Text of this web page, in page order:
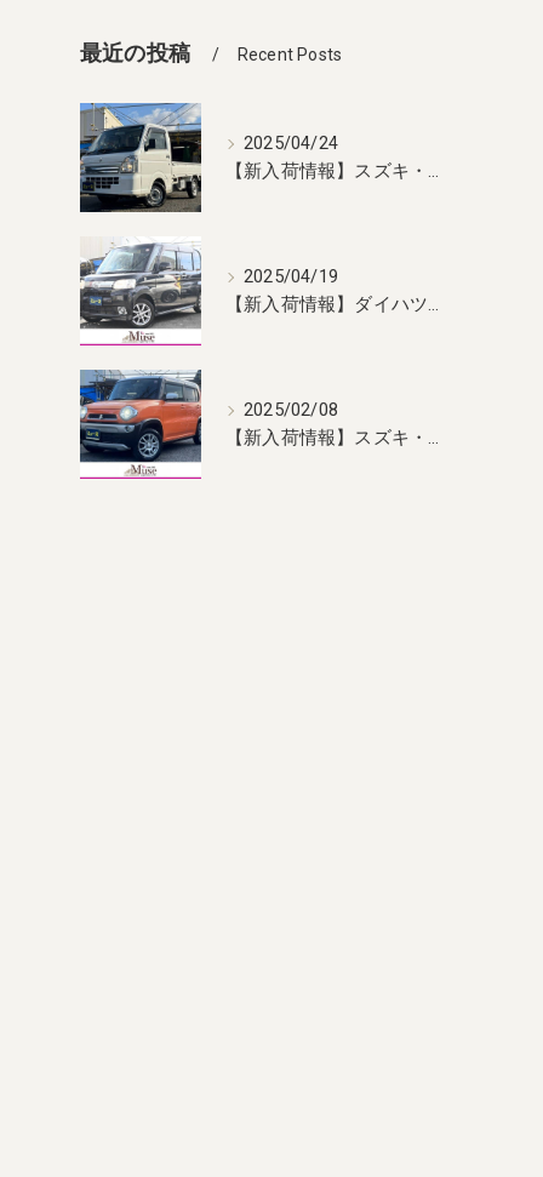
最近の投稿 Recent Posts
2025/04/24
【新入荷情報】スズキ・キャリィ 入荷しました！
2025/04/19
【新入荷情報】ダイハツ・タント 入荷しました！
2025/02/08
【新入荷情報】スズキ・ハスラー 入荷しました！